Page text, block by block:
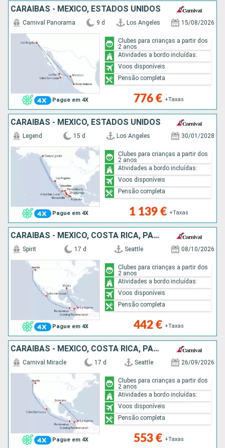
CARAIBAS - MEXICO, ESTADOS UNIDOS
Pague em 4X
Carnival Panorama 9 d Los Angeles 15/08/2026
776 € +Taxas
Clubes para crianças a partir dos
2 anos
Atividades a bordo incluídas:
Voos disponíveis
Pensão completa
CARAIBAS - MEXICO, ESTADOS UNIDOS
Pague em 4X
Legend 15 d Los Angeles 30/01/2028
1 139 € +Taxas
Clubes para crianças a partir dos
2 anos
Atividades a bordo incluídas:
Voos disponíveis
Pensão completa
CARAIBAS - MEXICO, COSTA RICA, PANAMA, COLÔMBIA, ESTADOS UNIDOS
Pague em 4X
Spirit 17 d Seattle 08/10/2026
442 € +Taxas
Clubes para crianças a partir dos
2 anos
Atividades a bordo incluídas:
Voos disponíveis
Pensão completa
CARAIBAS - MEXICO, COSTA RICA, PANAMA, COLÔMBIA, ESTADOS UNIDOS
Pague em 4X
Carnival Miracle 17 d Seattle 26/09/2026
553 € +Taxas
Clubes para crianças a partir dos
2 anos
Atividades a bordo incluídas:
Voos disponíveis
Pensão completa